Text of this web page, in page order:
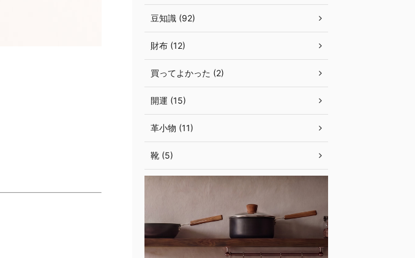
豆知識 (92)
財布 (12)
買ってよかった (2)
開運 (15)
革小物 (11)
靴 (5)